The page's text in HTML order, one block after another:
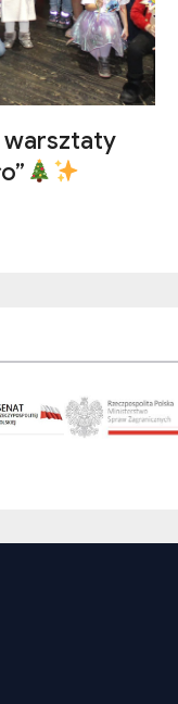
warsztaty